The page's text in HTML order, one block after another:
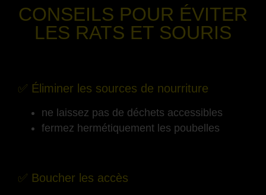
CONSEILS POUR ÉVITER
LES RATS ET SOURIS
✅ Éliminer les sources de nourriture
ne laissez pas de déchets accessibles
fermez hermétiquement les poubelles
✅ Boucher les accès